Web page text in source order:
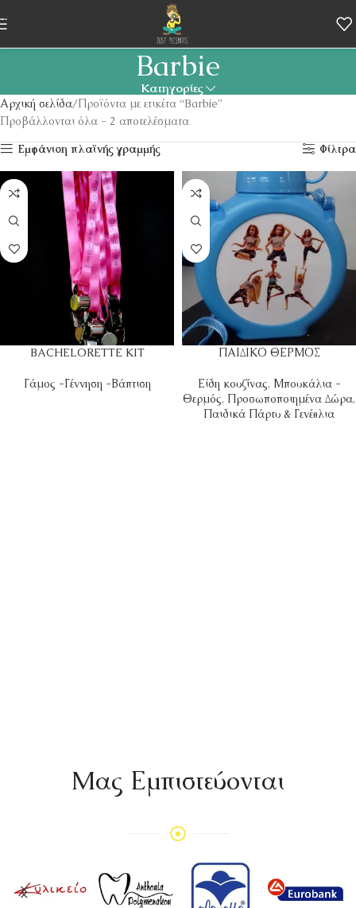
Skip to navigation
Skip to main content
Barbie
Κατηγορίες
Αρχική σελίδα Προϊόντα με ετικέτα “Barbie”
Προβάλλονται όλα - 2 αποτελέσματα
Εμφάνιση πλαϊνής γραμμής
Φίλτρα
BACHELORETTE KIT
Γάμος -Γέννηση -Βάπτιση
ΠΑΙΔΙΚΟ ΘΕΡΜΟΣ
Είδη κουζίνας, Μπουκάλια -
Θερμός, Προσωποποιημένα Δώρα,
Παιδικά Πάρτυ & Γενέθλια
Mας Εμπιστεύονται